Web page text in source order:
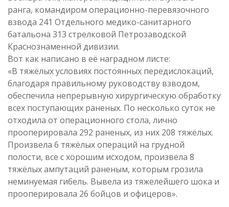
ранга, командиром операционно-перевязочного
взвода 241 Отдельного медико-санитарного
батальона 313 стрелковой Петрозаводской
Краснознаменной дивизии.
Вот как написано в её наградном листе:
«В тяжёлых условиях постоянных передислокаций,
благодаря правильному руководству взводом,
обеспечила непрерывную хирургическую обработку
всех поступающих раненых. По несколько суток не
отходила от операционного стола, лично
прооперировала 292 раненых, из них 208 тяжёлых.
Произвела 6 тяжёлых операций на грудной
полости, все с хорошим исходом, произвела 8
тяжёлых ампутаций раненым, которым грозила
неминуемая гибель. Вывела из тяжелейшего шока и
прооперировала 26 бойцов и офицеров».